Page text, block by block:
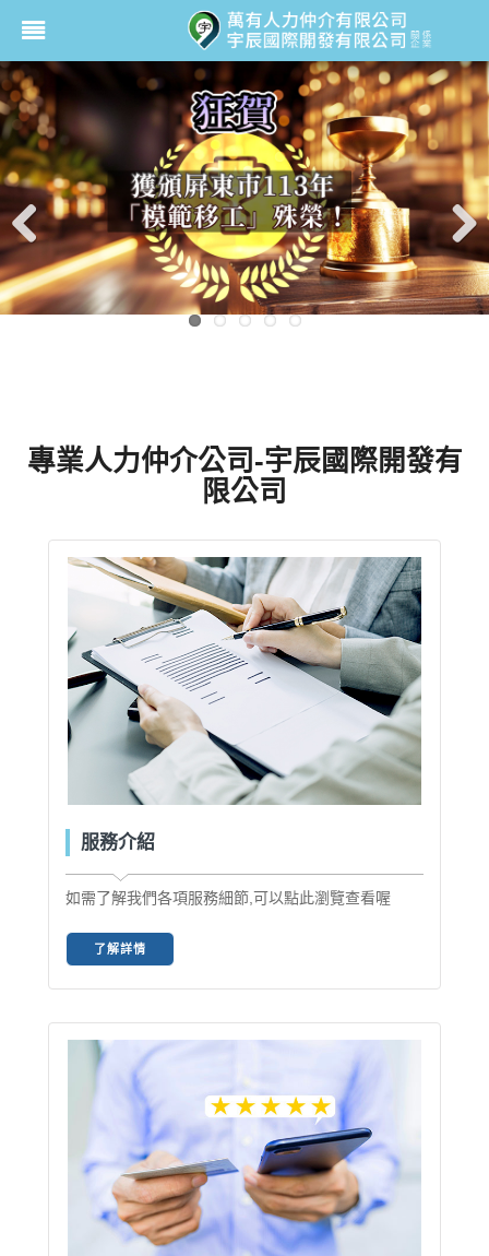
Previ
ous
Next
專業人力仲介公司-宇辰國際開發有
限公司
服務介紹
如需了解我們各項服務細節,可以點此瀏覽查看喔
了解詳情